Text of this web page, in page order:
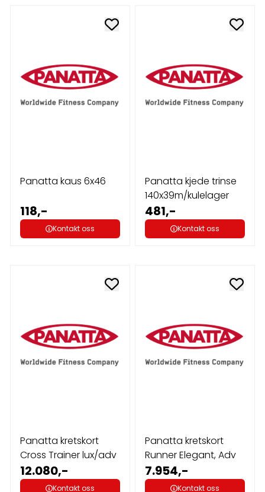
Panatta kaus 6x46
118,-
Kontakt oss
Panatta kjede trinse
140x39m/kulelager
481,-
Kontakt oss
Panatta kretskort
Cross Trainer lux/adv
12.080,-
Kontakt oss
Panatta kretskort
Runner Elegant, Adv
7.954,-
Kontakt oss